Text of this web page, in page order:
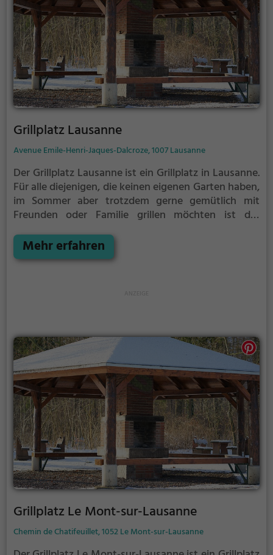
Grillplatz Lausanne
Avenue Emile-Henri-Jaques-Dalcroze, 1007 Lausanne
Der Grillplatz Lausanne ist ein Grillplatz in Lausanne.
Für alle diejenigen, die keinen eigenen Garten haben,
im Sommer aber trotzdem gerne gemütlich mit
Freunden oder Familie grillen möchten ist der
Holzkohle.
Mehr erfahren
Grillplatz Le Mont-sur-Lausanne
Chemin de Chatifeuillet, 1052 Le Mont-sur-Lausanne